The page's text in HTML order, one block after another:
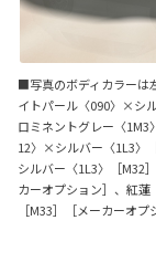
■写真のボディカラーは
イトパール〈090〉×シ
ロミネントグレー〈
12〉×シルバー〈1L3〉
シルバー〈1L3〉［M32
カーオプション］、紅蓮
［M33］［メーカーオ